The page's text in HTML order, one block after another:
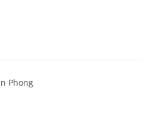
Phong